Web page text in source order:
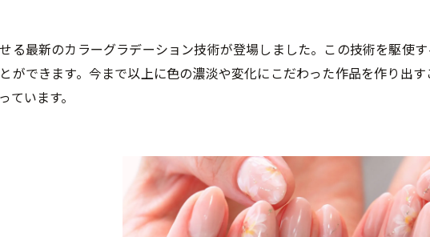
る最新のカラーグラデーション技術が登場しました。この技術を駆使
ができます。今まで以上に色の濃淡や変化にこだわった作品を作り出
ています。